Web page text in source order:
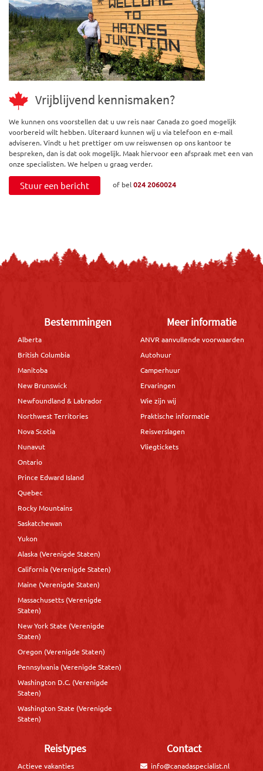
Vrijblijvend kennismaken?
We kunnen ons voorstellen dat u uw reis naar Canada zo goed mogelijk
voorbereid wilt hebben. Uiteraard kunnen wij u via telefoon en e-mail
adviseren. Vindt u het prettiger om uw reiswensen op ons kantoor te
bespreken, dan is dat ook mogelijk. Maak hiervoor een afspraak met een van
onze specialisten. We helpen u graag verder.
Stuur een bericht of bel024 2060024
Bestemmingen
Alberta
British Columbia
Manitoba
New Brunswick
Newfoundland & Labrador
Northwest Territories
Nova Scotia
Nunavut
Ontario
Prince Edward Island
Quebec
Rocky Mountains
Saskatchewan
Yukon
Alaska (Verenigde Staten)
California (Verenigde Staten)
Maine (Verenigde Staten)
Massachusetts (Verenigde
Staten)
New York State (Verenigde
Staten)
Oregon (Verenigde Staten)
Pennsylvania (Verenigde Staten)
Washington D.C. (Verenigde
Staten)
Washington State (Verenigde
Staten)
Meer informatie
ANVR aanvullende voorwaarden
Autohuur
Camperhuur
Ervaringen
Wie zijn wij
Praktische informatie
Reisverslagen
Vliegtickets
Reistypes
Actieve vakanties
Contact
info@canadaspecialist.nl